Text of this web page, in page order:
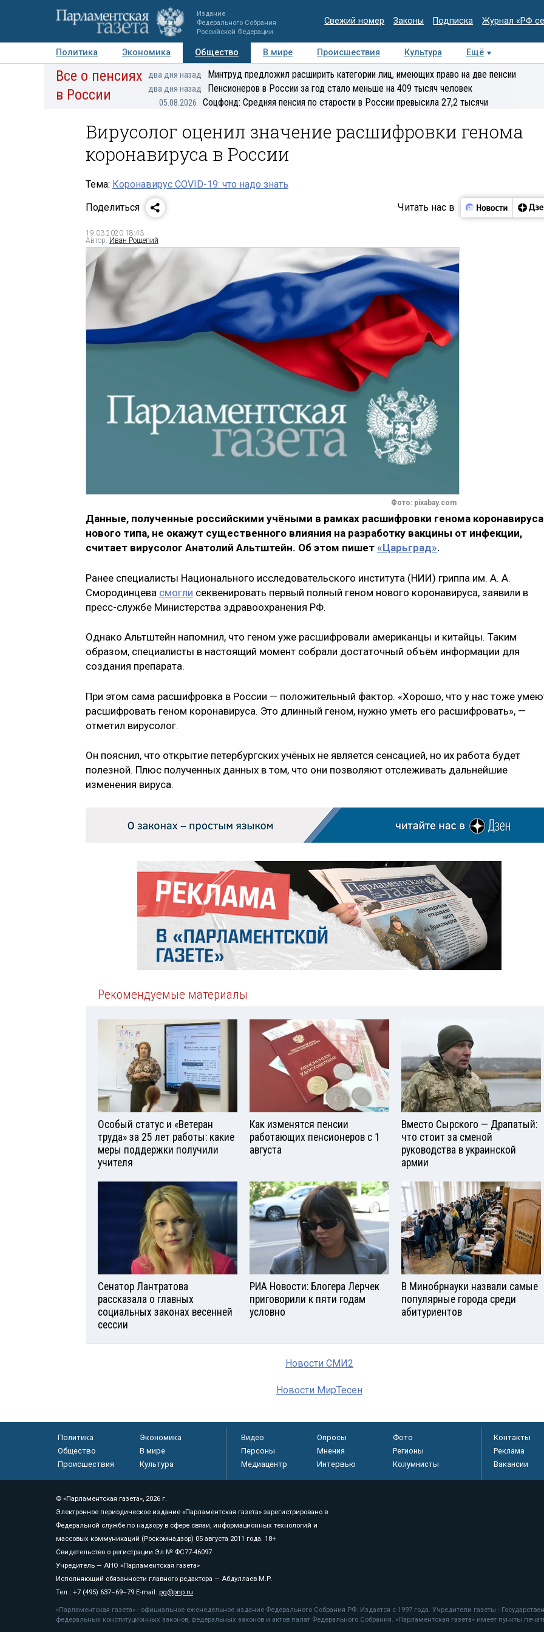
Издание
Федерального Собрания
Российской Федерации
Свежий номер Законы Подписка Журнал «РФ
Политика Экономика Общество В мире Происшествия Культура
Ещё
Авторы Персоны Мнения Регионы Медиацентр Интервью Колумнисты
Все о пенсиях
в России
два дня назад Минтруд предложил расширить категории лиц, имеющих право на две пенсии
два дня назад Пенсионеров в России за год стало меньше на 409 тысяч человек
05.08.2026 Соцфонд: Средняя пенсия по старости в России превысила 27,2 тысячи
Вирусолог оценил значение расшифровки генома
коронавируса в России
Тема: Коронавирус COVID-19: что надо знать
Поделиться
Читать нас в
19.03.2020 18:43
Автор: Иван Рощепий
Фото: pixabay.com
Данные, полученные российскими учёными в рамках расшифровки генома коронавируса
нового типа, не окажут существенного влияния на разработку вакцины от инфекции,
считает вирусолог Анатолий Альтштейн. Об этом пишет «Царьград».
Ранее специалисты Национального исследовательского института (НИИ) гриппа им. А. А.
Смородинцева смогли секвенировать первый полный геном нового коронавируса, заявили в
пресс-службе Министерства здравоохранения РФ.
Однако Альтштейн напомнил, что геном уже расшифровали американцы и китайцы. Таким
образом, специалисты в настоящий момент собрали достаточный объём информации для
создания препарата.
При этом сама расшифровка в России — положительный фактор. «Хорошо, что у нас тоже
расшифровать геном коронавируса. Это длинный геном, нужно уметь его расшифровать», —
отметил вирусолог.
Он пояснил, что открытие петербургских учёных не является сенсацией, но их работа будет
полезной. Плюс полученных данных в том, что они позволяют отслеживать дальнейшие
изменения вируса.
Рекомендуемые материалы
Особый статус и «Ветеран
труда» за 25 лет работы: какие
меры поддержки получили
учителя
Как изменятся пенсии
работающих пенсионеров с 1
августа
Вместо Сырского — Драпатый:
что стоит за сменой
руководства в украинской
армии
Сенатор Лантратова
рассказала о главных
социальных законах весенней
сессии
РИА Новости: Блогера Лерчек
приговорили к пяти годам
условно
В Минобрнауки назвали самые
популярные города среди
абитуриентов
Новости СМИ2
Новости МирТесен
Политика
Экономика
Общество
В мире
Происшествия
Культура
Видео Опросы
Фото
Персоны
Мнения
Регионы
Медиацентр
Интервью Колумнисты
Контакты
Реклама
Вакансии
© «Парламентская газета», 2026 г.
Электронное периодическое издание «Парламентская газета» зарегистрировано в
Федеральной службе по надзору в сфере связи, информационных технологий и
массовых коммуникаций (Роскомнадзор) 05 августа 2011 года. 18+
Свидетельство о регистрации Эл № ФС77-46097
Учредитель — АНО «Парламентская газета»
Исполняющий обязанности главного редактора — Абдуллаев М.Р.
Тел.: +7 (495) 637–69–79 E-mail: pg@pnp.ru
«Парламентская газета» - официальное еженедельное издание Федерального Собрания РФ. Издается с 1997 года. Учредители газеты -
федеральных конституционных законов, федеральных законов и актов палат Федерального Собрания. «Парламентская газета» имеет пункты